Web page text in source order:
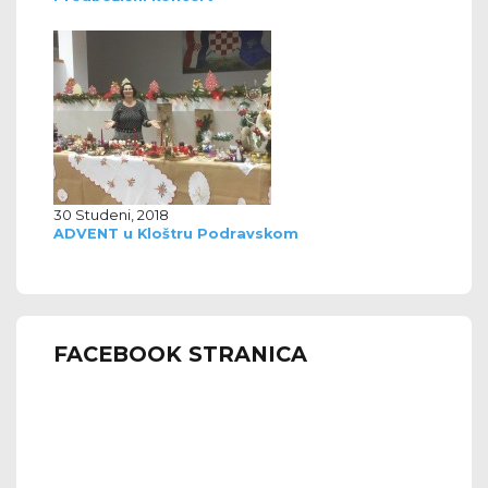
30 Studeni, 2018
ADVENT u Kloštru Podravskom
FACEBOOK STRANICA